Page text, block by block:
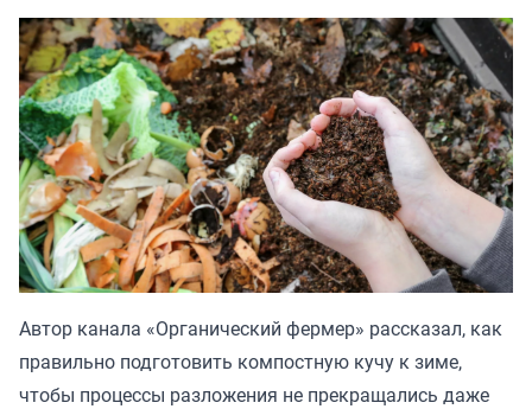
Автор канала «Органический фермер» рассказал, как
правильно подготовить компостную кучу к зиме,
чтобы процессы разложения не прекращались даже